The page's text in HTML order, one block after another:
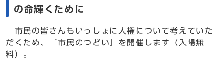
の命輝くために
市民の皆さんもいっしょに人権について考えていた
だくため、「市民のつどい」を開催します（入場無
料）。